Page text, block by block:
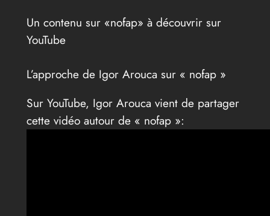
Un contenu sur «nofap» à découvrir sur
YouTube
L’approche de Igor Arouca sur « nofap »
Sur YouTube, Igor Arouca vient de partager
cette vidéo autour de « nofap »: